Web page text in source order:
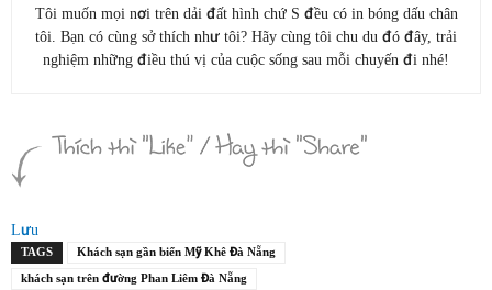
Tôi muốn mọi nơi trên dải đất hình chứ S đều có in bóng dấu chân
tôi. Bạn có cùng sở thích như tôi? Hãy cùng tôi chu du đó đây, trải
nghiệm những điều thú vị của cuộc sống sau mỗi chuyến đi nhé!
Lưu
TAGS
Khách sạn gần biển Mỹ Khê Đà Nẵng
khách sạn trên đường Phan Liêm Đà Nẵng